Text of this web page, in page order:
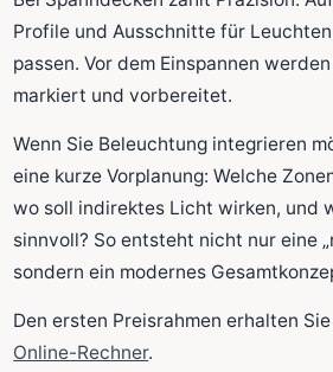
Profile und Ausschnitte für
passen. Vor dem Einspannen
markiert und vorbereitet.
Wenn Sie Beleuchtung integrieren
eine kurze Vorplanung: Welche
wo soll indirektes Licht wirken, und
sinnvoll? So entsteht nicht nur eine
sondern ein modernes
Den ersten Preisrahmen erhalten
Online-Rechner.